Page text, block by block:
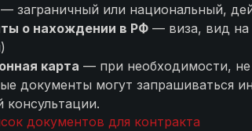
— заграничный или национальный,
о нахождении в РФ — виза, вид на
карта — при необходимости, не
документы могут запрашиваться
консультации.
документов для контракта